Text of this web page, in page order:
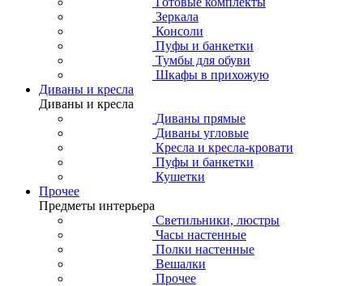
Зеркала
Консоли
Пуфы и банкетки
Тумбы для обуви
Шкафы в прихожую
Диваны и кресла
Диваны и кресла
Диваны прямые
Диваны угловые
Кресла и кресла-кровати
Пуфы и банкетки
Кушетки
Прочее
Предметы интерьера
Светильники, люстры
Часы настенные
Полки настенные
Вешалки
Прочее